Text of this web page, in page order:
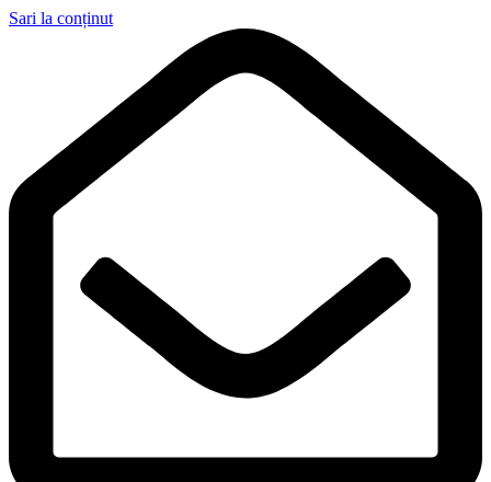
Sari la conținut